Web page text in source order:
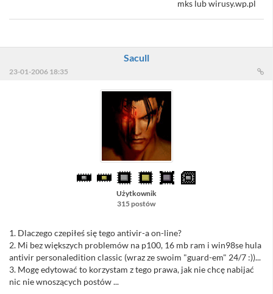
mks lub wirusy.wp.pl
Sacull
23-01-2006 18:35
Użytkownik
315 postów
1. Dlaczego czepiłeś się tego antivir-a on-line?
2. Mi bez większych problemów na p100, 16 mb ram i win98se hula
antivir personaledition classic (wraz ze swoim "guard-em" 24/7 :))...
3. Mogę edytować to korzystam z tego prawa, jak nie chcę nabijać
nic nie wnoszących postów ...